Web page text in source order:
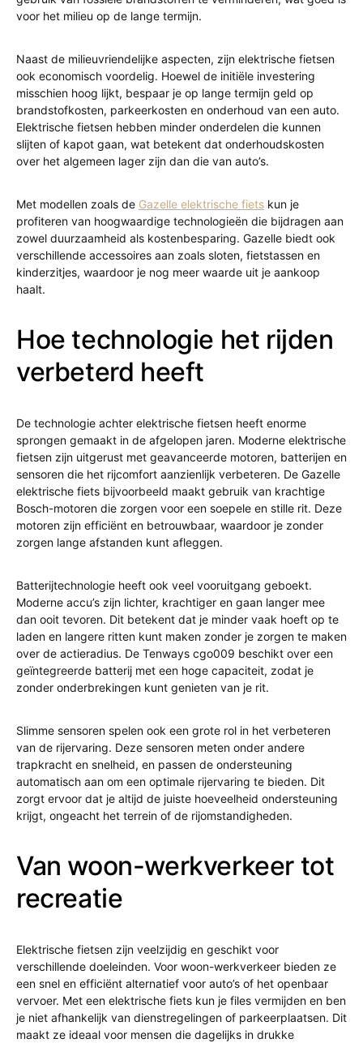
voor het milieu op de lange termijn.
Naast de milieuvriendelijke aspecten, zijn elektrische fietsen
ook economisch voordelig. Hoewel de initiële investering
misschien hoog lijkt, bespaar je op lange termijn geld op
brandstofkosten, parkeerkosten en onderhoud van een auto.
Elektrische fietsen hebben minder onderdelen die kunnen
slijten of kapot gaan, wat betekent dat onderhoudskosten
over het algemeen lager zijn dan die van auto’s.
Met modellen zoals de Gazelle elektrische fiets kun je
profiteren van hoogwaardige technologieën die bijdragen aan
zowel duurzaamheid als kostenbesparing. Gazelle biedt ook
verschillende accessoires aan zoals sloten, fietstassen en
kinderzitjes, waardoor je nog meer waarde uit je aankoop
haalt.
Hoe technologie het rijden
verbeterd heeft
De technologie achter elektrische fietsen heeft enorme
sprongen gemaakt in de afgelopen jaren. Moderne elektrische
fietsen zijn uitgerust met geavanceerde motoren, batterijen en
sensoren die het rijcomfort aanzienlijk verbeteren. De Gazelle
elektrische fiets bijvoorbeeld maakt gebruik van krachtige
Bosch-motoren die zorgen voor een soepele en stille rit. Deze
motoren zijn efficiënt en betrouwbaar, waardoor je zonder
zorgen lange afstanden kunt afleggen.
Batterijtechnologie heeft ook veel vooruitgang geboekt.
Moderne accu’s zijn lichter, krachtiger en gaan langer mee
dan ooit tevoren. Dit betekent dat je minder vaak hoeft op te
laden en langere ritten kunt maken zonder je zorgen te maken
over de actieradius. De Tenways cgo009 beschikt over een
geïntegreerde batterij met een hoge capaciteit, zodat je
zonder onderbrekingen kunt genieten van je rit.
Slimme sensoren spelen ook een grote rol in het verbeteren
van de rijervaring. Deze sensoren meten onder andere
trapkracht en snelheid, en passen de ondersteuning
automatisch aan om een optimale rijervaring te bieden. Dit
zorgt ervoor dat je altijd de juiste hoeveelheid ondersteuning
krijgt, ongeacht het terrein of de rijomstandigheden.
Van woon-werkverkeer tot
recreatie
Elektrische fietsen zijn veelzijdig en geschikt voor
verschillende doeleinden. Voor woon-werkverkeer bieden ze
een snel en efficiënt alternatief voor auto’s of het openbaar
vervoer. Met een elektrische fiets kun je files vermijden en ben
je niet afhankelijk van dienstregelingen of parkeerplaatsen. Dit
maakt ze ideaal voor mensen die dagelijks in drukke